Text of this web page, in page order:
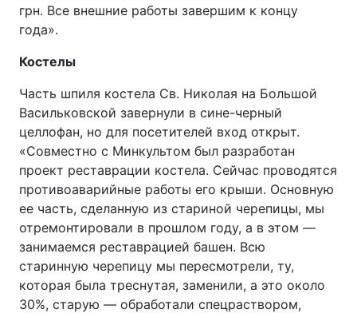
грн. Все внешние работы завершим к концу
года».
Костелы
Часть шпиля костела Св. Николая на Большой
Васильковской завернули в сине-черный
целлофан, но для посетителей вход открыт.
«Совместно с Минкультом был разработан
проект реставрации костела. Сейчас проводятся
противоаварийные работы его крыши. Основную
ее часть, сделанную из стариной черепицы, мы
отремонтировали в прошлом году, а в этом —
занимаемся реставрацией башен. Всю
старинную черепицу мы пересмотрели, ту,
которая была треснутая, заменили, а это около
30%, старую — обработали спецраствором,